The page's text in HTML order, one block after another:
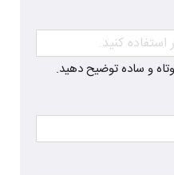
و ساده توضیح دهید.